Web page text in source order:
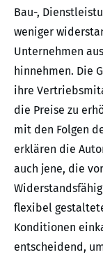
Bau-,
weniger
Unternehmen
hinnehmen. Die
ihre
die Preise zu
mit den Folgen
erklären die
auch jene, die
flexibel
Konditionen
entscheidend,